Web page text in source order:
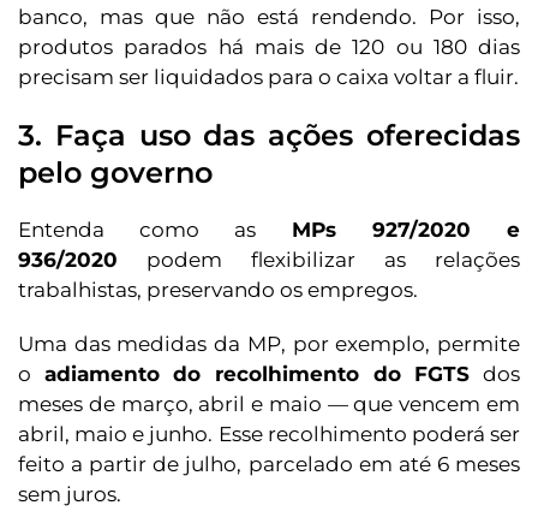
banco, mas que não está rendendo. Por isso,
produtos parados há mais de 120 ou 180 dias
precisam ser liquidados para o caixa voltar a fluir.
3. Faça uso das ações oferecidas
pelo governo
Entenda como as MPs 927/2020 e
936/2020 podem flexibilizar as relações
trabalhistas, preservando os empregos.
Uma das medidas da MP, por exemplo, permite
o adiamento do recolhimento do FGTS dos
meses de março, abril e maio — que vencem em
abril, maio e junho. Esse recolhimento poderá ser
feito a partir de julho, parcelado em até 6 meses
sem juros.